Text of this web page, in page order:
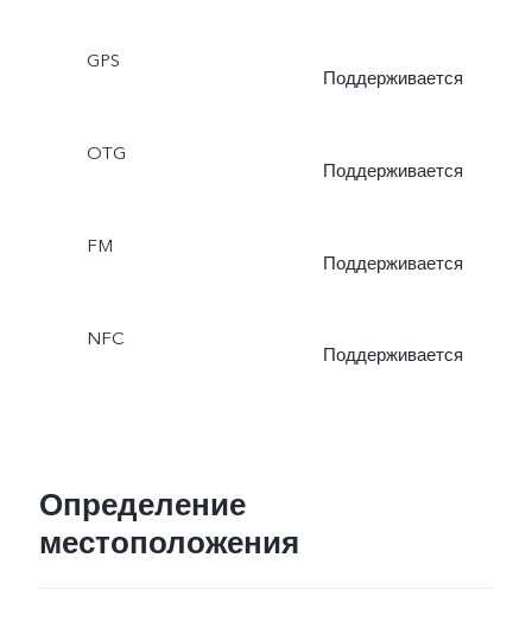
GPS
Поддерживается
OTG
Поддерживается
FM
Поддерживается
NFC
Поддерживается
Определение
местоположения